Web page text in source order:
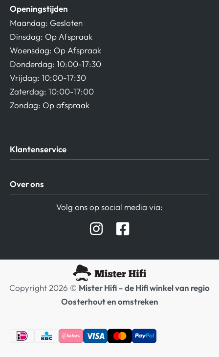
Openingstijden
Maandag: Gesloten
Dinsdag: Op Afspraak
Woensdag: Op Afspraak
Donderdag: 10:00-17:30
Vrijdag: 10:00-17:30
Zaterdag: 10:00-17:00
Zondag: Op afspraak
Klantenservice
Privacy beleid
Verzending / Retour
Afspraak Demoruimte
Over ons
Hifi winkel Raamsdonksveer
Volg ons op social media via:
Copyright 2026 © Mister Hifi – de Hifi winkel van regio
Oosterhout en omstreken